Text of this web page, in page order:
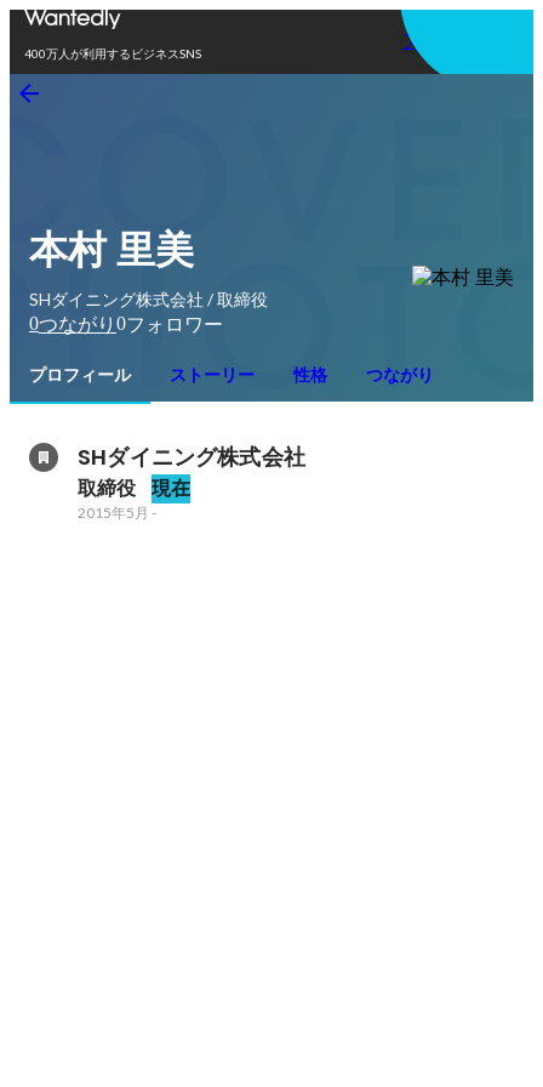
400万人が利用するビジネスSNS
アプリを使う
本村 里美
SHダイニング株式会社 / 取締役
0つながり 0フォロワー
プロフィール ストーリー 性格 つながり
SHダイニング株式会社
取締役 現在
2015年5月 -